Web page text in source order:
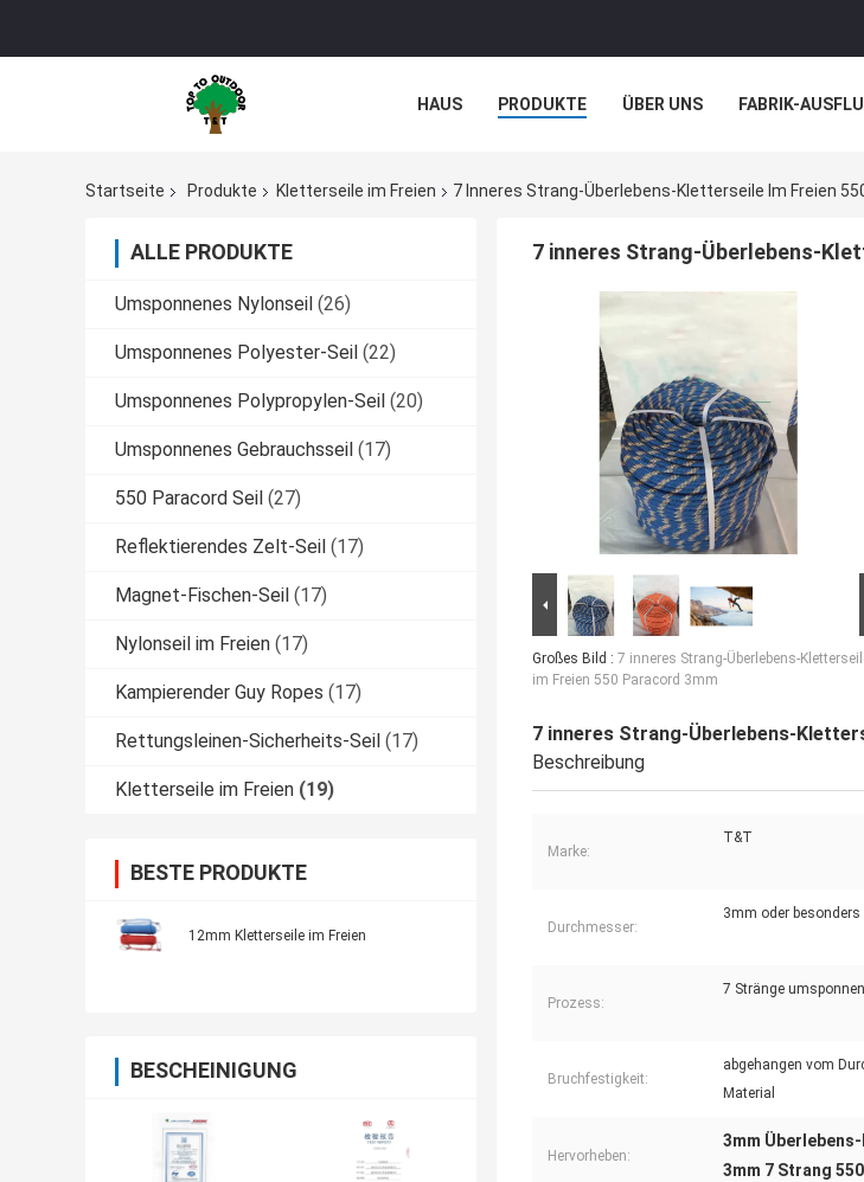
HAUS PRODUKTE ÜBER UNS FABRIK-
Startseite Produkte Kletterseile im Freien 7 Inneres Strang-Überlebens-Kletterseile Im Freien
ALLE PRODUKTE
Umsponnenes Nylonseil (26)
Umsponnenes Polyester-Seil (22)
Umsponnenes Polypropylen-Seil (20)
Umsponnenes Gebrauchsseil (17)
550 Paracord Seil (27)
Reflektierendes Zelt-Seil (17)
Magnet-Fischen-Seil (17)
Nylonseil im Freien (17)
Kampierender Guy Ropes (17)
Rettungsleinen-Sicherheits-Seil (17)
Kletterseile im Freien (19)
BESTE PRODUKTE
12mm Kletterseile im Freien
BESCHEINIGUNG
7 inneres Strang-Überlebens-
Großes Bild : 7 inneres Strang-Überlebens-
im Freien 550 Paracord 3mm
7 inneres Strang-Überlebens-
Beschreibung
Marke:
T&T
Durchmesser:
3mm oder
Prozess:
7 Stränge umsponnen
Bruchfestigkeit:
abgehangen vom
Material
Hervorheben:
3mm
3mm 7 Strang